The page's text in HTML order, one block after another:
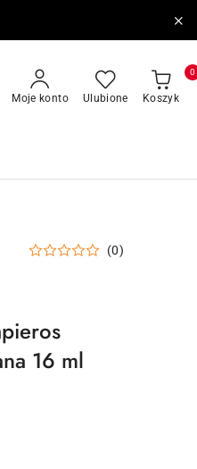
Moje konto Ulubione Koszyk
0
(0)
16 ml